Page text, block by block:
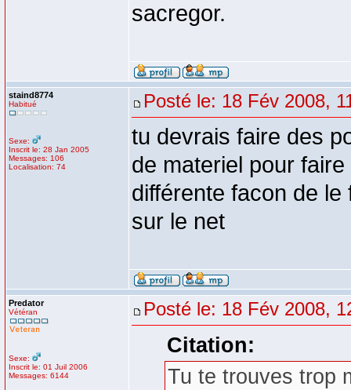
sacregor.
staind8774
Habitué
Sexe:
Inscrit le: 28 Jan 2005
Messages: 106
Localisation: 74
Posté le: 18 Fév 2008,
tu devrais faire des
de materiel pour
différente facon de
sur le net
Predator
Vétéran
Sexe:
Inscrit le: 01 Juil 2006
Messages: 6144
Posté le: 18 Fév 2008,
Citation:
Tu te trouves trop